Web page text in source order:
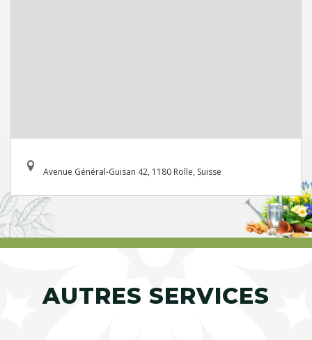
Avenue Général-Guisan 42, 1180 Rolle, Suisse
AUTRES SERVICES